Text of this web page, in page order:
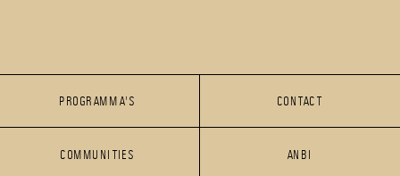
PROGRAMMA'S
PROGRAMMA'S
COMMUNITIES
CONTACT
CONTACT
ANBI